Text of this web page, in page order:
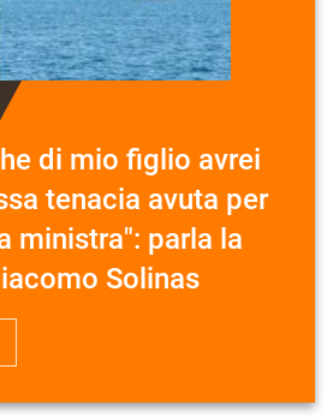
di mio figlio avrei
tenacia avuta per
ministra": parla la
Solinas